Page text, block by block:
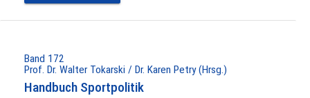
Band 172
Prof. Dr. Walter Tokarski / Dr. Karen Petry (Hrsg.)
Handbuch Sportpolitik